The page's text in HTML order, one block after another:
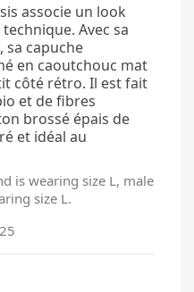
associe un look
Avec sa
sa capuche
en caoutchouc mat
côté rétro. Il est fait
et de fibres
brossé épais de
et idéal au
is wearing size L, male
size L.